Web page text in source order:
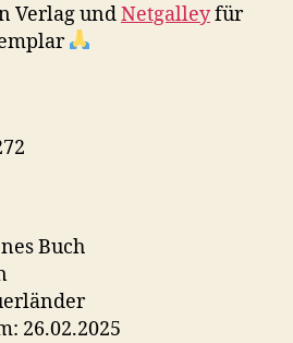
Verlag undNetgalleyfür
Buch
26.02.2025